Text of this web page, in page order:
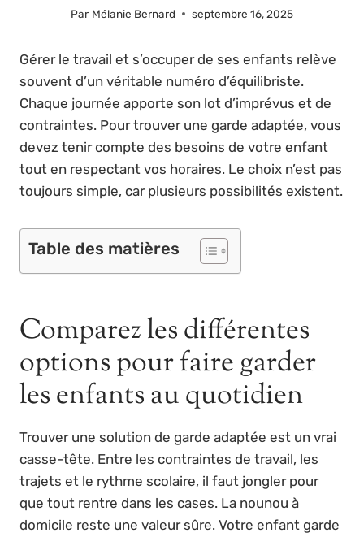
Par Mélanie Bernard septembre 16, 2025
Gérer le travail et s’occuper de ses enfants relève
souvent d’un véritable numéro d’équilibriste.
Chaque journée apporte son lot d’imprévus et de
contraintes. Pour trouver une garde adaptée, vous
devez tenir compte des besoins de votre enfant
tout en respectant vos horaires. Le choix n’est pas
toujours simple, car plusieurs possibilités existent.
Table des matières
Comparez les différentes
options pour faire garder
les enfants au quotidien
Trouver une solution de garde adaptée est un vrai
casse-tête. Entre les contraintes de travail, les
trajets et le rythme scolaire, il faut jongler pour
que tout rentre dans les cases. La nounou à
domicile reste une valeur sûre. Votre enfant garde